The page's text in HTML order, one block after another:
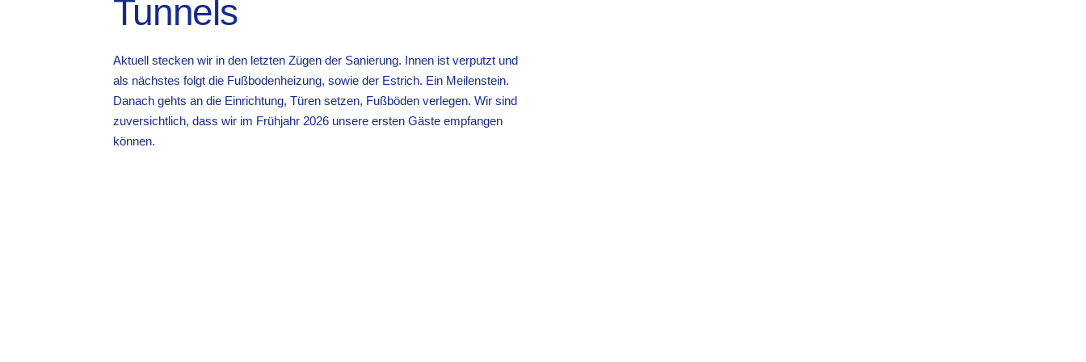
Tunnels
Aktuell stecken wir in den letzten Zügen der Sanierung. Innen ist verputzt und
als nächstes folgt die Fußbodenheizung, sowie der Estrich. Ein Meilenstein.
Danach gehts an die Einrichtung, Türen setzen, Fußböden verlegen. Wir sind
zuversichtlich, dass wir im Frühjahr 2026 unsere ersten Gäste empfangen
können.